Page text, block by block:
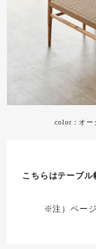
color：オー
こちらはテーブ
※注）ペー